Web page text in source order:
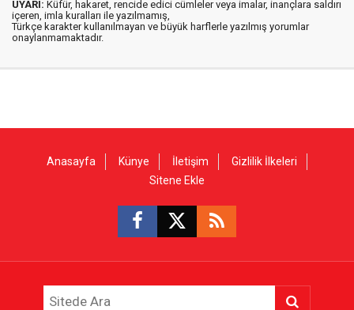
UYARI: Küfür, hakaret, rencide edici cümleler veya imalar, inançlara saldırı
içeren, imla kuralları ile yazılmamış,
Türkçe karakter kullanılmayan ve büyük harflerle yazılmış yorumlar
onaylanmamaktadır.
Anasayfa Künye İletişim
Gizlilik İlkeleri
Sitene Ekle